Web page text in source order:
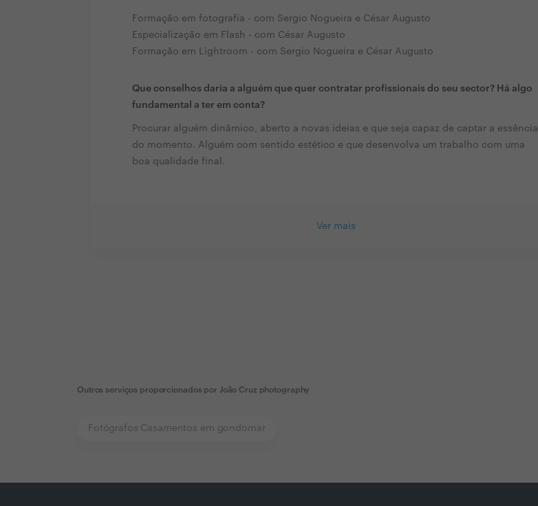
Formação em fotografia - com Sergio Nogueira e César Augusto
Especialização em Flash - com César Augusto
Formação em Lightroom - com Sergio Nogueira e César Augusto
Que conselhos daria a alguém que quer contratar profissionais do seu sector? Há algo
fundamental a ter em conta?
Procurar alguém dinâmico, aberto a novas ideias e que seja capaz de captar a essência
do momento. Alguém com sentido estético e que desenvolva um trabalho com uma
boa qualidade final.
Ver mais
Outros serviços proporcionados por João Cruz photography
Fotógrafos Casamentos em gondomar